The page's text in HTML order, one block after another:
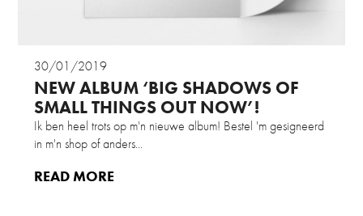
30/01/2019
NEW ALBUM ‘BIG SHADOWS OF
SMALL THINGS OUT NOW’!
Ik ben heel trots op m'n nieuwe album! Bestel 'm gesigneerd
in m'n shop of anders...
READ MORE